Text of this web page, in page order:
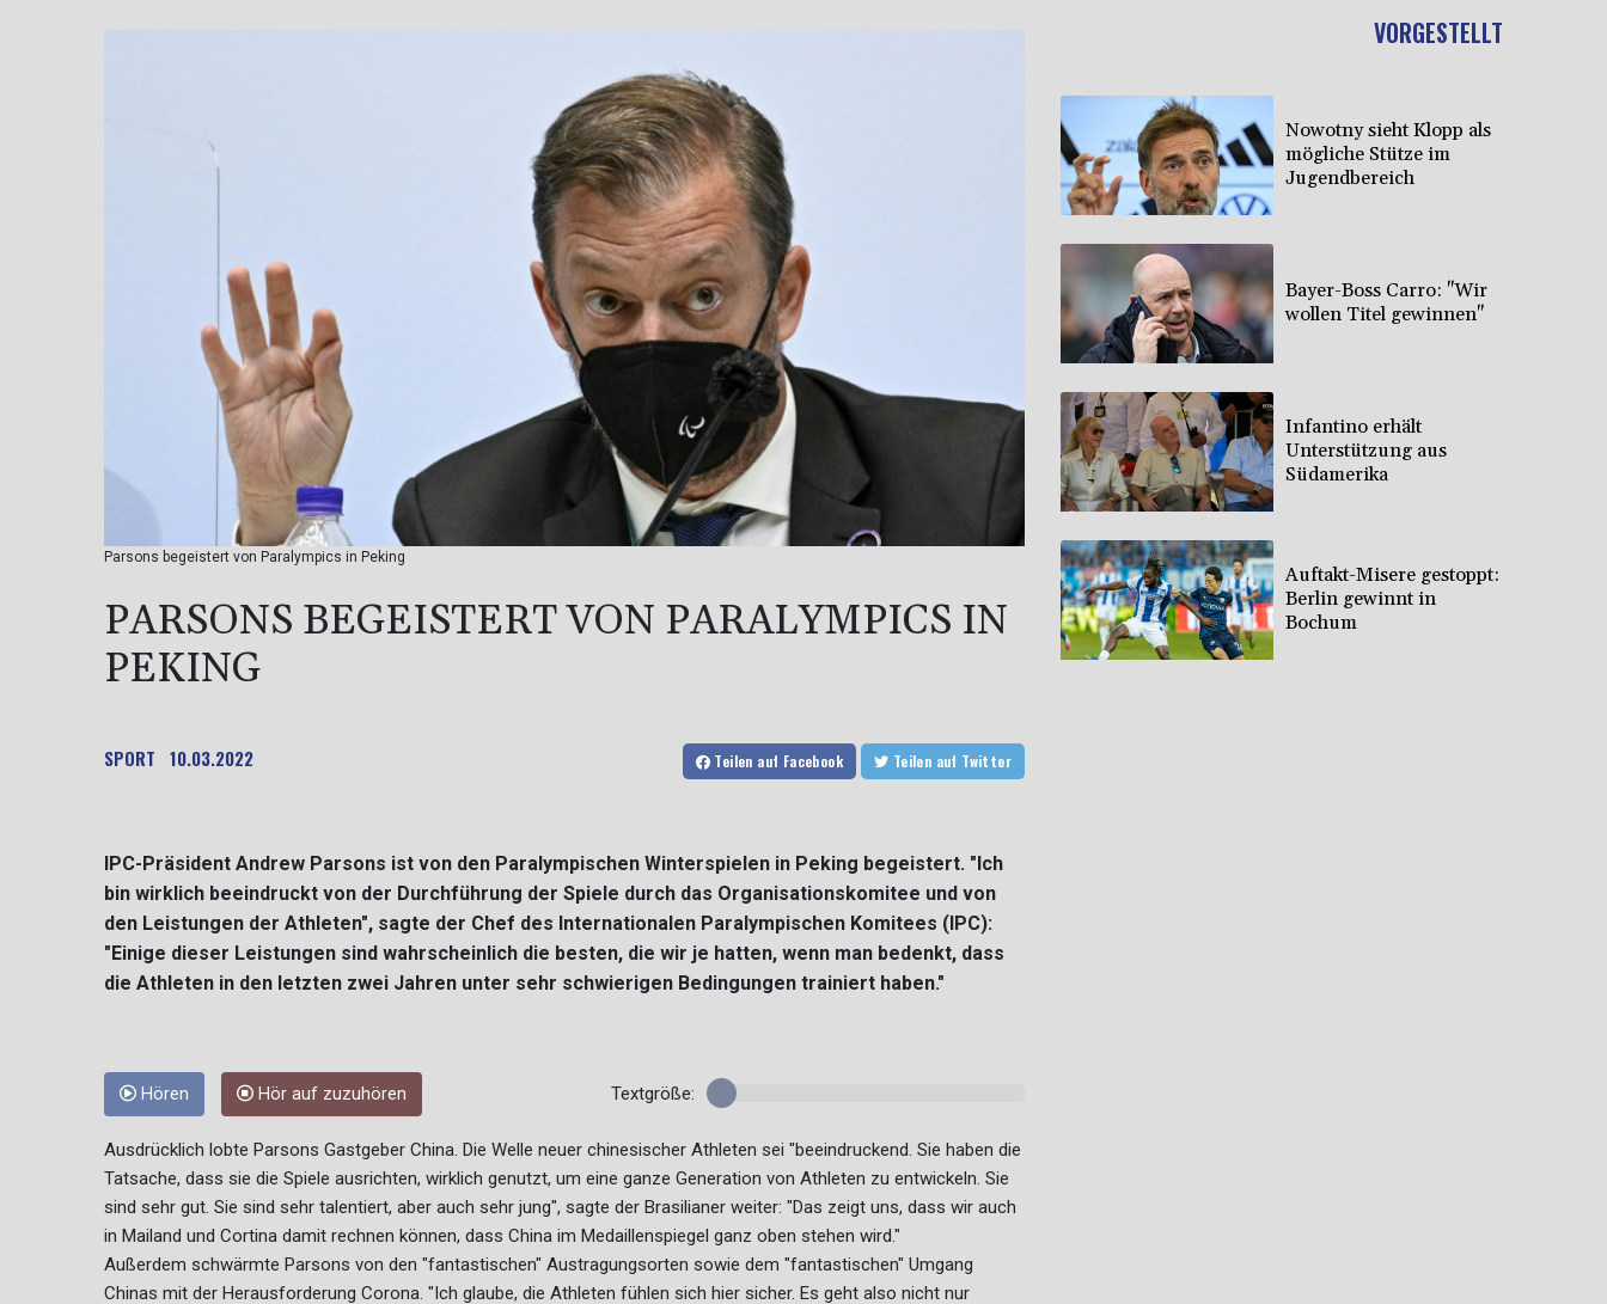
Parsons begeistert von Paralympics in Peking
PARSONS BEGEISTERT VON PARALYMPICS IN
PEKING
SPORT 10.03.2022 Teilen auf Facebook Teilen auf Twitter
IPC-Präsident Andrew Parsons ist von den Paralympischen Winterspielen in Peking begeistert. "Ich
bin wirklich beeindruckt von der Durchführung der Spiele durch das Organisationskomitee und von
den Leistungen der Athleten", sagte der Chef des Internationalen Paralympischen Komitees (IPC):
"Einige dieser Leistungen sind wahrscheinlich die besten, die wir je hatten, wenn man bedenkt, dass
die Athleten in den letzten zwei Jahren unter sehr schwierigen Bedingungen trainiert haben."
Hören Hör auf zuzuhören Textgröße:
Ausdrücklich lobte Parsons Gastgeber China. Die Welle neuer chinesischer Athleten sei "beeindruckend. Sie haben die
Tatsache, dass sie die Spiele ausrichten, wirklich genutzt, um eine ganze Generation von Athleten zu entwickeln. Sie
sind sehr gut. Sie sind sehr talentiert, aber auch sehr jung", sagte der Brasilianer weiter: "Das zeigt uns, dass wir auch
in Mailand und Cortina damit rechnen können, dass China im Medaillenspiegel ganz oben stehen wird."
Außerdem schwärmte Parsons von den "fantastischen" Austragungsorten sowie dem "fantastischen" Umgang
Chinas mit der Herausforderung Corona. "Ich glaube, die Athleten fühlen sich hier sicher. Es geht also nicht nur
VORGESTELLT
Nowotny sieht Klopp als
mögliche Stütze im
Jugendbereich
Bayer-Boss Carro: "Wir
wollen Titel gewinnen"
Infantino erhält
Unterstützung aus
Südamerika
Auftakt-Misere gestoppt:
Berlin gewinnt in
Bochum